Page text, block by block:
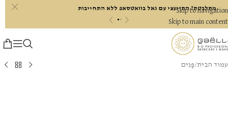
מתלבטת? התייעצי עם גאל בוואטסאפ ללא התחייבות
c
Skip to navigation
Skip to main content
עמוד הבית/פָּנִים